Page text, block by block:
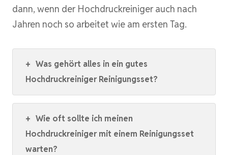
dann, wenn der Hochdruckreiniger auch nach
Jahren noch so arbeitet wie am ersten Tag.
+ Was gehört alles in ein gutes
Hochdruckreiniger Reinigungsset?
+ Wie oft sollte ich meinen
Hochdruckreiniger mit einem Reinigungsset
warten?